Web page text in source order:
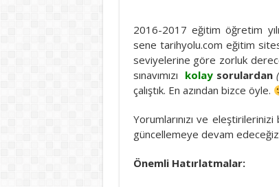
2016-2017 eğitim öğretim
sene tarihyolu.com eğitim
seviyelerine göre zorluk
sınavımızı kolaysorulardan
çalıştık. En azından bizce öyle.
Yorumlarınızı ve
güncellemeye devam
Önemli Hatırlatmalar: